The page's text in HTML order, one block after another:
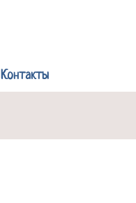
Контакты